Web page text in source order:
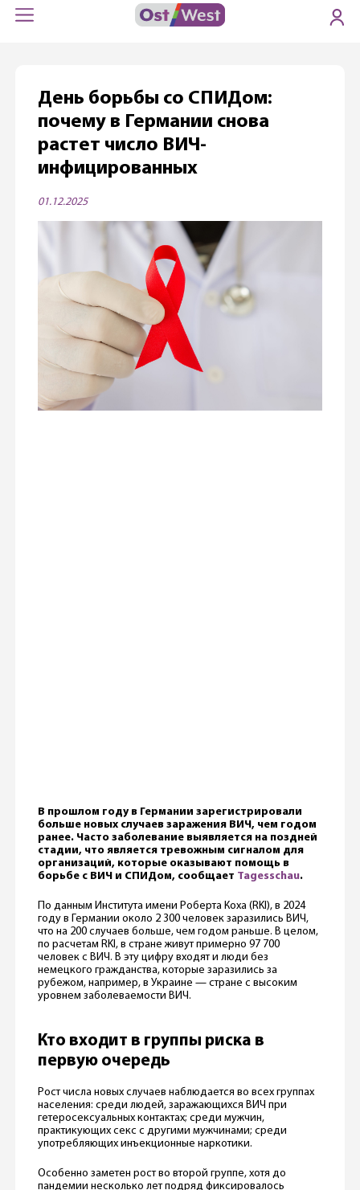
День борьбы со СПИДом:
почему в Германии снова
растет число ВИЧ-
инфицированных
01.12.2025
В прошлом году в Германии зарегистрировали
больше новых случаев заражения ВИЧ, чем годом
ранее. Часто заболевание выявляется на поздней
стадии, что является тревожным сигналом для
организаций, которые оказывают помощь в
борьбе с ВИЧ и СПИДом, сообщает Tagesschau.
По данным Института имени Роберта Коха (RKI), в 2024
году в Германии около 2 300 человек заразились ВИЧ,
что на 200 случаев больше, чем годом раньше. В целом,
по расчетам RKI, в стране живут примерно 97 700
человек с ВИЧ. В эту цифру входят и люди без
немецкого гражданства, которые заразились за
рубежом, например, в Украине — стране с высоким
уровнем заболеваемости ВИЧ.
Кто входит в группы риска в
первую очередь
Рост числа новых случаев наблюдается во всех группах
населения: среди людей, заражающихся ВИЧ при
гетеросексуальных контактах; среди мужчин,
практикующих секс с другими мужчинами; среди
употребляющих инъекционные наркотики.
Особенно заметен рост во второй группе, хотя до
пандемии несколько лет подряд фиксировалось